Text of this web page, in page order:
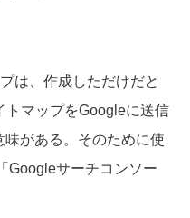
は、作成しただけだと
トマップをGoogleに送信
味がある。そのために使
Googleサーチコンソー